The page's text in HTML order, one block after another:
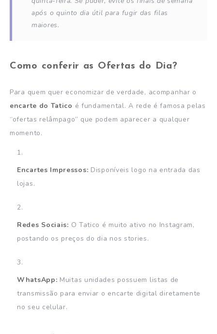
após o quinto dia útil para fugir das filas
maiores.
Como conferir as Ofertas do Dia?
Para quem quer economizar de verdade, acompanhar o
encarte do Tatico é fundamental. A rede é famosa pelas
“ofertas relâmpago” que podem aparecer a qualquer
momento.
Encartes Impressos: Disponíveis logo na entrada das
lojas.
Redes Sociais: O Tatico é muito ativo no Instagram,
postando os preços do dia nos stories.
WhatsApp: Muitas unidades possuem listas de
transmissão para enviar o encarte digital diretamente
no seu celular.